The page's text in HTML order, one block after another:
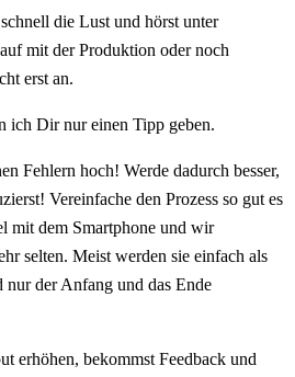
die Lust und hörst unter
mit der Produktion oder noch
erst an.
ich Dir nur einen Tipp geben.
Fehlern hoch! Werde dadurch besser,
Vereinfache den Prozess so gut es
mit dem Smartphone und wir
selten. Meist werden sie einfach als
nur der Anfang und das Ende
erhöhen, bekommst Feedback und